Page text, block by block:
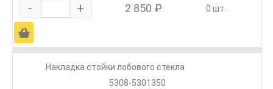
- + 2 850 ₽ 0 шт.
Ä
Накладка стойки лобового стекла
5308-5301350